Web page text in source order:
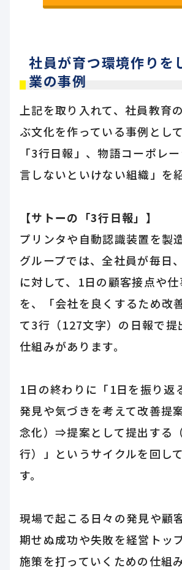
社員が育つ環境作りを
業の事例
上記を取り入れて、社員教育
ぶ文化を作っている事例とし
「3行日報」、物語コーポレ
言しないといけない組織」を
【サトーの「3行日報」】
プリンタや自動認識装置を製
グループでは、全社員が毎日
に対して、1日の顧客接点や
を、「会社を良くするため改
て3行（127文字）の日報で提
仕組みがあります。
1日の終わりに「1日を振り
発見や気づきを考えて改善提
念化）⇒提案として提出する
行）」というサイクルを回し
す。
現場で起こる日々の発見や顧
期せぬ成功や失敗を経営トッ
施策を打っていくための仕組